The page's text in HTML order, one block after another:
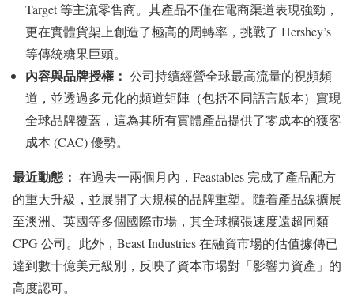
Target 等主流零售商。其產品不僅在電商渠道表現強勁，
更在實體貨架上創造了極高的周轉率，挑戰了 Hershey’s
等傳統糖果巨頭。
內容與品牌授權： 公司持續經營全球最高流量的視頻頻
道，並透過多元化的頻道矩陣（包括不同語言版本）實現
全球品牌覆蓋，這為其所有實體產品提供了零成本的獲客
成本 (CAC) 優勢。
最近動態： 在過去一兩個月內，Feastables 完成了產品配方
的重大升級，並展開了大規模的品牌重塑。隨着產品線擴展
至澳洲、英國等多個國際市場，其全球擴張速度遠超同類
CPG 公司。此外，Beast Industries 在融資市場的估值據傳已
達到數十億美元級別，反映了資本市場對「影響力資產」的
高度認可。